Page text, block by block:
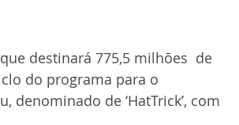
destinará 775,5 milhões  de
do programa para o
de ‘HatTrick’, com